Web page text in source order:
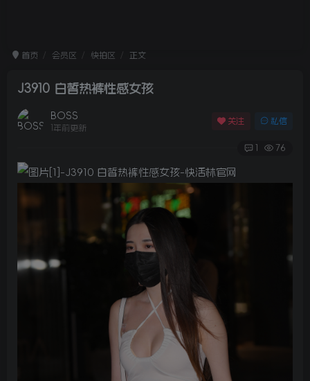
首页 会员区 快拍区 正文
J3910 白皙热裤性感女孩
BOSS
1年前更新
关注 私信
1 76